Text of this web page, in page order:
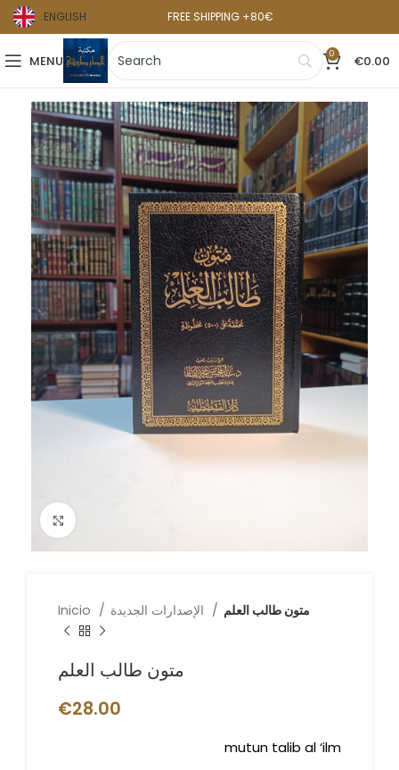
ENGLISH FREE SHIPPING +80€
MENU 0 €0.00
Inicio متون طالب العلم
متون طالب العلم
€28.00
mutun talib al ‘ilm